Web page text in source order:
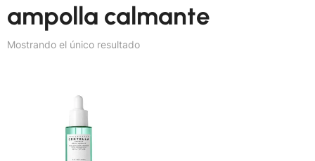
ampolla calmante
Mostrando el único resultado